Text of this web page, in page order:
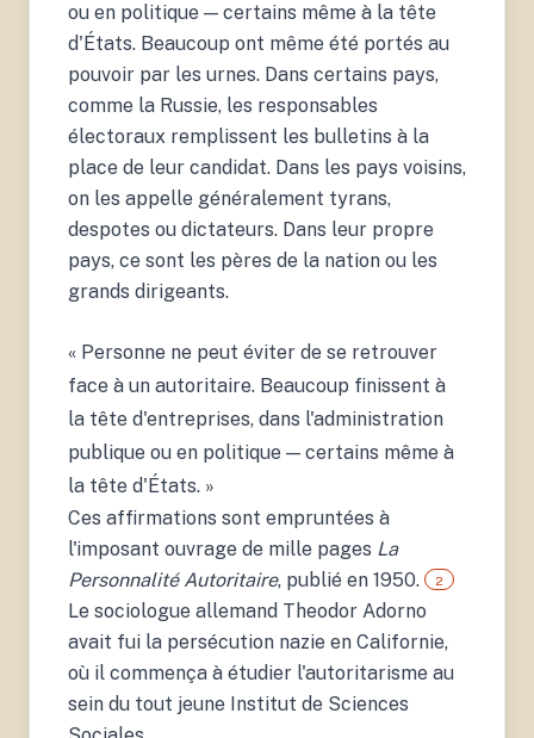
ou en politique — certains même à la tête
d'États. Beaucoup ont même été portés au
pouvoir par les urnes. Dans certains pays,
comme la Russie, les responsables
électoraux remplissent les bulletins à la
place de leur candidat. Dans les pays voisins,
on les appelle généralement tyrans,
despotes ou dictateurs. Dans leur propre
pays, ce sont les pères de la nation ou les
grands dirigeants.
« Personne ne peut éviter de se retrouver
face à un autoritaire. Beaucoup finissent à
la tête d'entreprises, dans l'administration
publique ou en politique — certains même à
la tête d'États. »
Ces affirmations sont empruntées à
l'imposant ouvrage de mille pages La
Personnalité Autoritaire, publié en 1950. 2
Adorno, T., Frenkel-
J. & Sanford, R. N. (2019).
The Authoritarian
Le sociologue allemand Theodor Adorno
avait fui la persécution nazie en Californie,
où il commença à étudier l'autoritarisme au
sein du tout jeune Institut de Sciences